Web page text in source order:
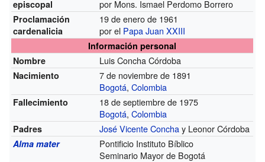
episcopal
por Mons. Ismael Perdomo Borrero
Proclamación
cardenalicia
19 de enero de 1961
por el PapaJuan XXIII
Información personal
Nombre
Luis Concha Córdoba
Nacimiento
7 de noviembre de 1891
Bogotá,Colombia
Fallecimiento
18 de septiembre de 1975
Bogotá,Colombia
Padres José Vicente Conchay Leonor Córdoba
Alma mater
Pontificio Instituto Bíblico
Seminario Mayor de Bogotá